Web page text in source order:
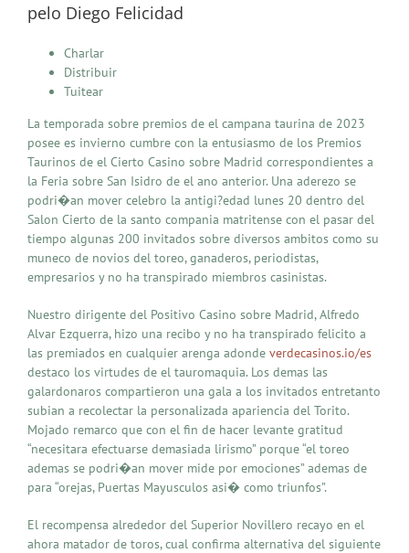
pelo Diego Felicidad
Charlar
Distribuir
Tuitear
La temporada sobre premios de el campana taurina de 2023
posee es invierno cumbre con la entusiasmo de los Premios
Taurinos de el Cierto Casino sobre Madrid correspondientes a
la Feria sobre San Isidro de el ano anterior. Una aderezo se
podri�an mover celebro la antigi?edad lunes 20 dentro del
Salon Cierto de la santo compania matritense con el pasar del
tiempo algunas 200 invitados sobre diversos ambitos como su
muneco de novios del toreo, ganaderos, periodistas,
empresarios y no ha transpirado miembros casinistas.
Nuestro dirigente del Positivo Casino sobre Madrid, Alfredo
Alvar Ezquerra, hizo una recibo y no ha transpirado felicito a
las premiados en cualquier arenga adonde verdecasinos.io/es
destaco los virtudes de el tauromaquia. Los demas las
galardonaros compartieron una gala a los invitados entretanto
subian a recolectar la personalizada apariencia del Torito.
Mojado remarco que con el fin de hacer levante gratitud
“necesitara efectuarse demasiada lirismo” porque “el toreo
ademas se podri�an mover mide por emociones” ademas de
para “orejas, Puertas Mayusculos asi� como triunfos”.
El recompensa alrededor del Superior Novillero recayo en el
ahora matador de toros, cual confirma alternativa del siguiente